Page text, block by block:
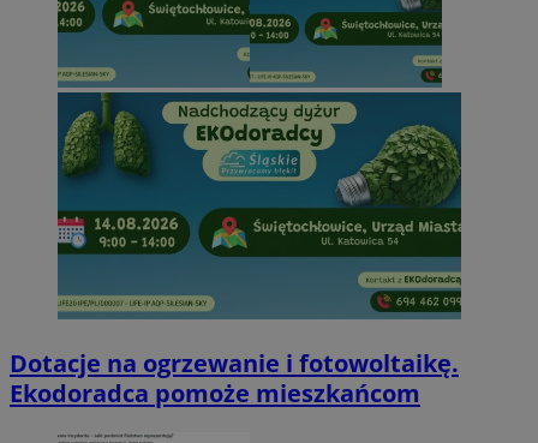
Dotacje na ogrzewanie i fotowoltaikę.
Ekodoradca pomoże mieszkańcom